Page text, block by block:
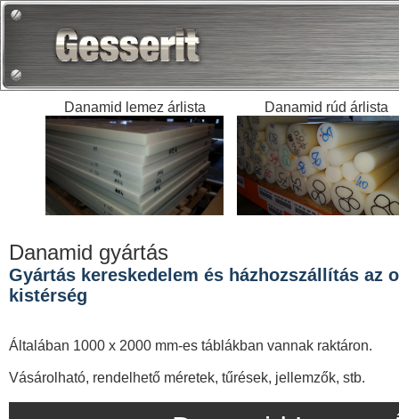
Danamid lemez árlista Danamid rúd árlista
Danamid gyártás
Gyártás kereskedelem és házhozszállítás az
kistérség
Általában 1000 x 2000 mm-es táblákban vannak raktáron.
Vásárolható, rendelhető méretek, tűrések, jellemzők, stb.